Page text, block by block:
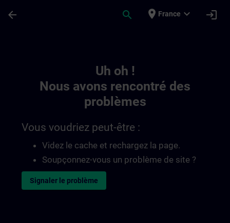
arrow_back search place France expand_more login
Uh oh !
Nous avons rencontré des
problèmes
Vous voudriez peut-être :
Videz le cache et rechargez la page.
Soupçonnez-vous un problème de site ?
Signaler le problème